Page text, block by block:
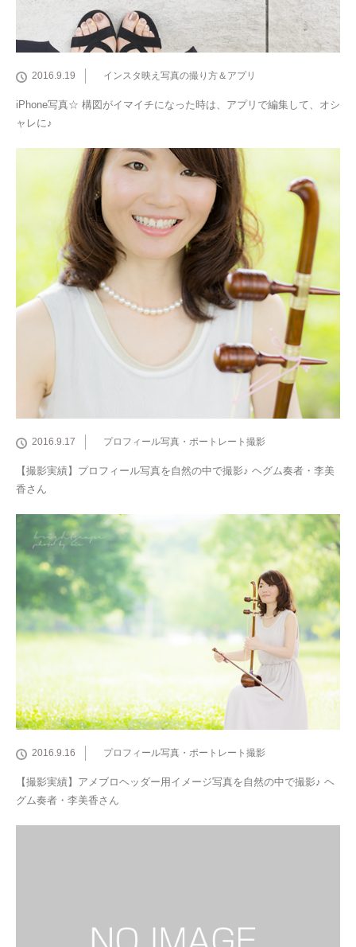
2016.9.19 インスタ映え写真の撮り方＆アプリ
iPhone写真☆ 構図がイマイチになった時は、アプリで編集して、オシ
ャレに♪
2016.9.17 プロフィール写真・ポートレート撮影
【撮影実績】プロフィール写真を自然の中で撮影♪ ヘグム奏者・李美
香さん
2016.9.16 プロフィール写真・ポートレート撮影
【撮影実績】アメブロヘッダー用イメージ写真を自然の中で撮影♪ ヘ
グム奏者・李美香さん